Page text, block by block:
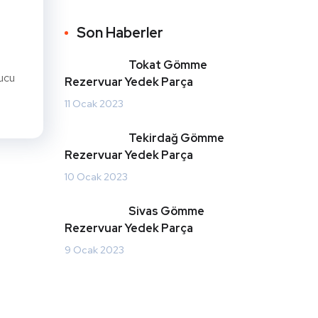
Son Haberler
Tokat Gömme
Rezervuar Yedek Parça
11 Ocak 2023
Tekirdağ Gömme
Rezervuar Yedek Parça
10 Ocak 2023
Sivas Gömme
Rezervuar Yedek Parça
9 Ocak 2023